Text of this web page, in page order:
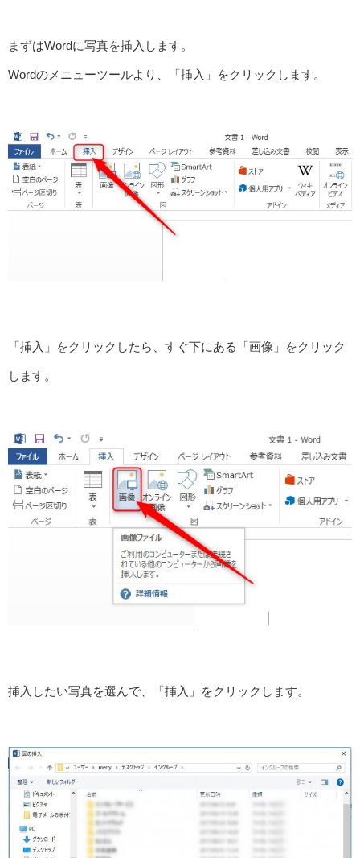
まずはWordに写真を挿入します。
Wordのメニューツールより、「挿入」をクリックします。
「挿入」をクリックしたら、すぐ下にある「画像」をクリック
します。
挿入したい写真を選んで、「挿入」をクリックします。